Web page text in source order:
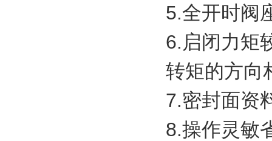
5.全开时阀
6.启闭力矩
转矩的方向
7.密封面资
8.操作灵敏